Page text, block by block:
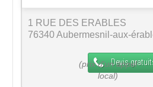
1 RUE DES ERABLES
76340 Aubermesnil-aux-
Devis